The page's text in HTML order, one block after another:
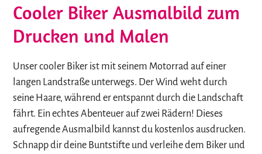
Cooler Biker Ausmalbild zum
Drucken und Malen
Unser cooler Biker ist mit seinem Motorrad auf einer
langen Landstraße unterwegs. Der Wind weht durch
seine Haare, während er entspannt durch die Landschaft
fährt. Ein echtes Abenteuer auf zwei Rädern! Dieses
aufregende Ausmalbild kannst du kostenlos ausdrucken.
Schnapp dir deine Buntstifte und verleihe dem Biker und